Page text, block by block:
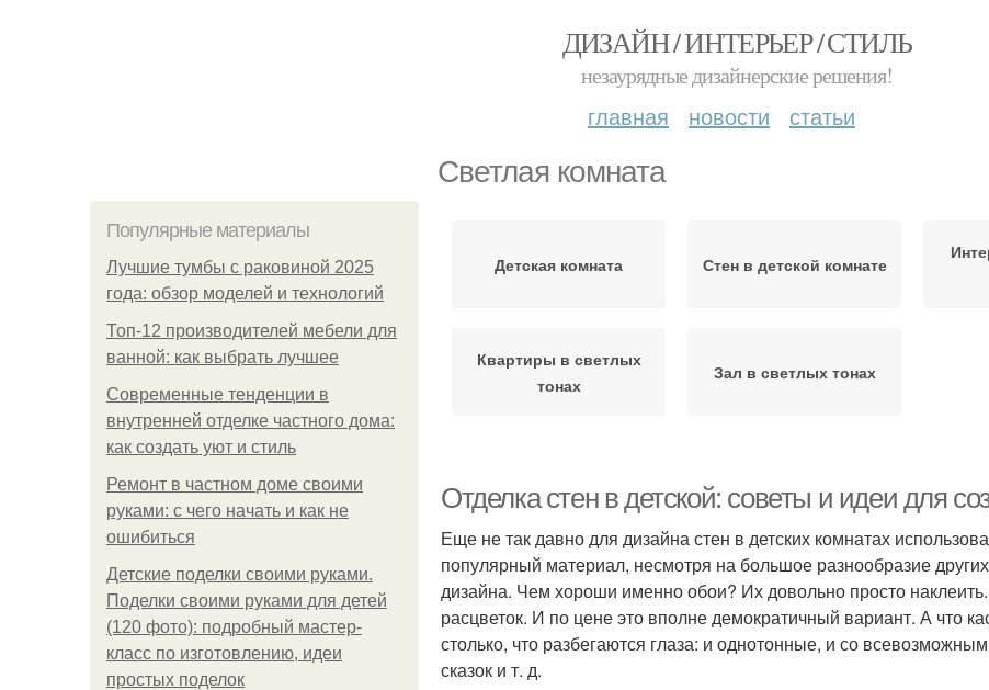
ДИЗАЙН / ИНТЕРЬЕР / СТИЛЬ
незаурядные дизайнерские решения!
главная новости статьи
Светлая комната
Популярные материалы
Лучшие тумбы с раковиной 2025
года: обзор моделей и технологий
Топ-12 производителей мебели для
ванной: как выбрать лучшее
Современные тенденции в
внутренней отделке частного дома:
как создать уют и стиль
Ремонт в частном доме своими
руками: с чего начать и как не
ошибиться
Детские поделки своими руками.
Поделки своими руками для детей
(120 фото): подробный мастер-
класс по изготовлению, идеи
простых поделок
Детская комната Стен в детской комнате
Квартиры в светлых
тонах
Зал в светлых тонах
Отделка стен в детской: советы и идеи для
Еще не так давно для дизайна стен в детских комнатах
популярный материал, несмотря на большое разнообразие
дизайна. Чем хороши именно обои? Их довольно просто
расцветок. И по цене это вполне демократичный вариант. А что
столько, что разбегаются глаза: и однотонные, и со
сказок и т. д.